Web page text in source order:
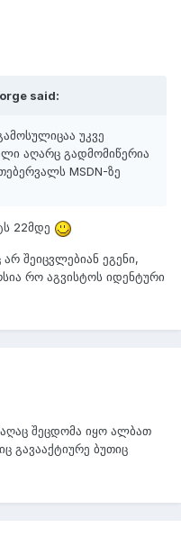
said:
უკვე
აღარც გადმომიწერია
MSDN-ზე
22მდე
არ შეიცვლებიან ეგენი,
რო აგვისტოს იდენტური
შეცდომა იყო ალბათ
გავააქტიურე ბუთიც